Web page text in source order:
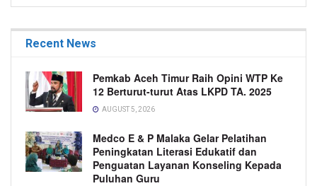
Recent News
Pemkab Aceh Timur Raih Opini WTP Ke
12 Berturut-turut Atas LKPD TA. 2025
AUGUST 5, 2026
Medco E & P Malaka Gelar Pelatihan
Peningkatan Literasi Edukatif dan
Penguatan Layanan Konseling Kepada
Puluhan Guru